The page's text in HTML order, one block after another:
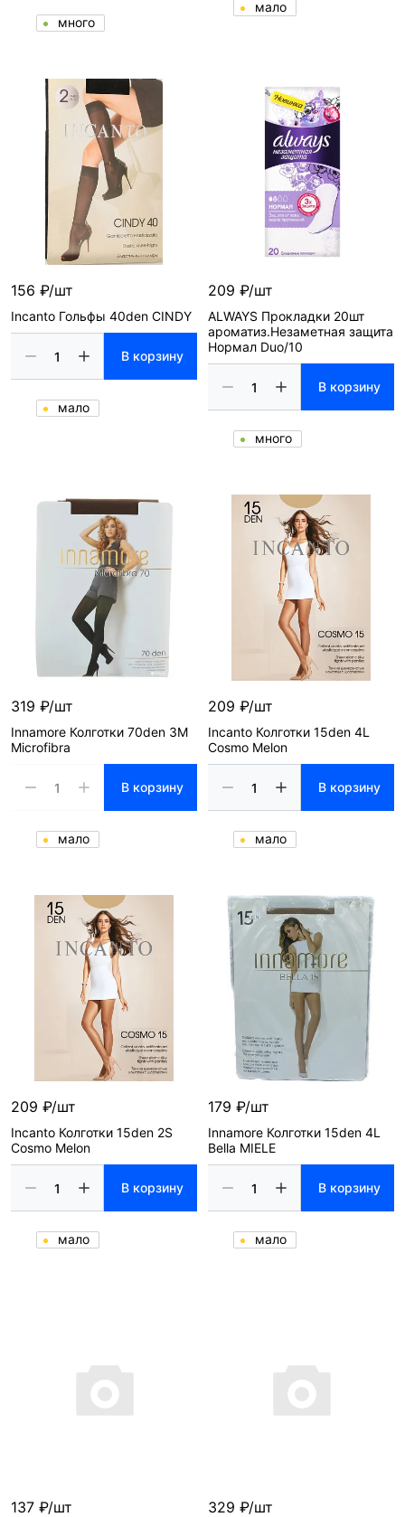
много
мало
156 ₽/шт
Incanto Гольфы 40den CINDY
В корзину
мало
209 ₽/шт
ALWAYS Прокладки 20шт
ароматиз.Незаметная защита
Нормал Duo/10
В корзину
много
319 ₽/шт
Innamore Колготки 70den 3M
Microfibra
В корзину
мало
209 ₽/шт
Incanto Колготки 15den 4L
Cosmo Melon
В корзину
мало
209 ₽/шт
Incanto Колготки 15den 2S
Cosmo Melon
В корзину
мало
179 ₽/шт
Innamore Колготки 15den 4L
Bella MIELE
В корзину
мало
137 ₽/шт 329 ₽/шт